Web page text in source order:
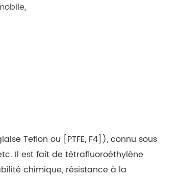
Teflon ou [PTFE, F4]), connu sous
Il est fait de tétrafluoroéthylène
chimique, résistance à la